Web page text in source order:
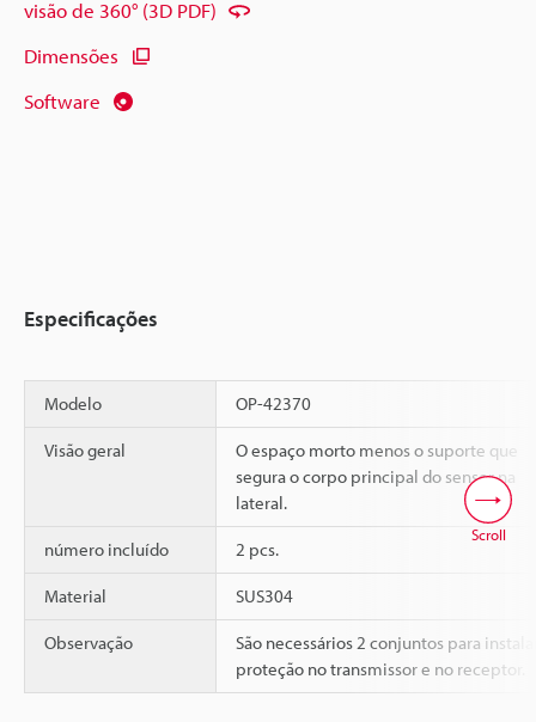
visão de 360° (3D PDF)
Dimensões
Software
Especificações
Modelo OP-42370
Visão geral
O espaço morto menos o suporte que
segura o corpo principal do sensor na
lateral.
número incluído 2 pcs.
Material SUS304
Observação
São necessários 2 conjuntos para
proteção no transmissor e no receptor.
Scroll